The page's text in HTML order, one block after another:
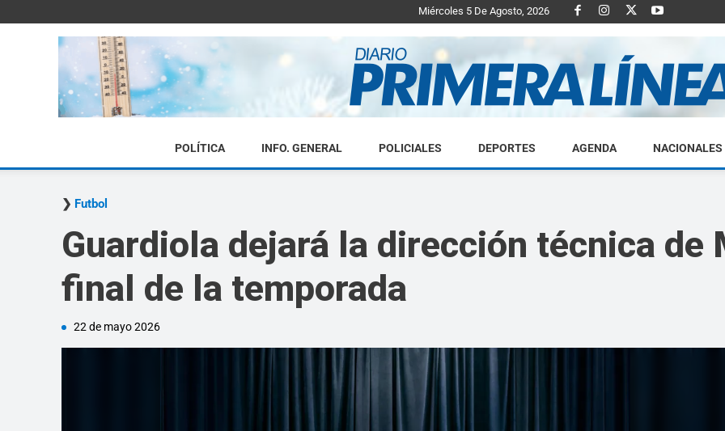
Miércoles 5 De Agosto, 2026
Diario
POLÍTICA INFO. GENERAL POLICIALES DEPORTES AGENDA NACIONALES
Futbol
Guardiola dejará la dirección técnica de
final de la temporada
22 de mayo 2026